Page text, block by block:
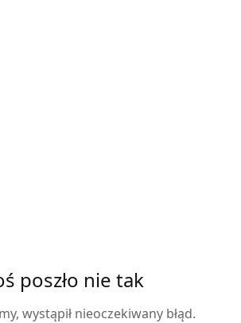
poszło nie tak
wystąpił nieoczekiwany błąd.